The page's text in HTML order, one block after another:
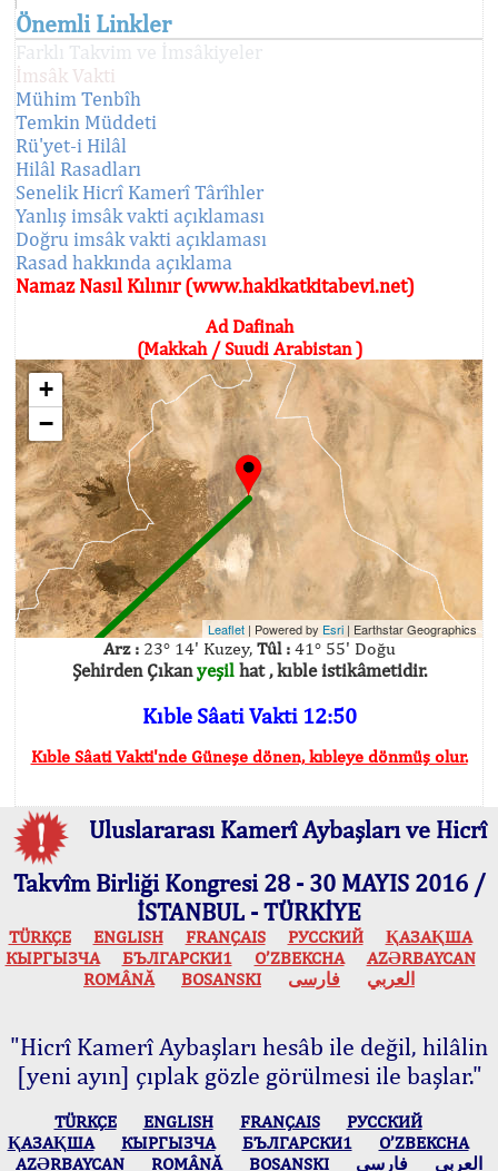
Önemli Linkler
Farklı Takvim ve İmsâkiyeler
İmsâk Vakti
Mühim Tenbîh
Temkin Müddeti
Rü'yet-i Hilâl
Hilâl Rasadları
Senelik Hicrî Kamerî Târîhler
Yanlış imsâk vakti açıklaması
Doğru imsâk vakti açıklaması
Rasad hakkında açıklama
Namaz Nasıl Kılınır (www.hakikatkitabevi.net)
Ad Dafinah
(Makkah / Suudi Arabistan )
+
−
Leaflet | Powered by Esri | Earthstar Geographics
Arz :23° 14' Kuzey, Tûl :41° 55' Doğu
Şehirden Çıkanyeşilhat , kıble istikâmetidir.
Kıble Sâati Vakti 12:50
Kıble Sâati Vakti'nde Güneşe dönen, kıbleye dönmüş olur.
Uluslararası Kamerî Aybaşları ve Hicrî
Takvîm Birliği Kongresi 28 - 30 MAYIS 2016 /
İSTANBUL - TÜRKİYE
TÜRKÇE ENGLISH FRANÇAIS РУССКИЙ
ҚАЗАҚША
КЫPГЫЗЧA
БЪЛГАРСКИ1 O’ZBEKCHA
AZӘRBAYCAN
ROMÂNĂ
BOSANSKI العربي فارسی
"Hicrî Kamerî Aybaşları hesâb ile değil, hilâlin
[yeni ayın] çıplak gözle görülmesi ile başlar."
TÜRKÇE ENGLISH FRANÇAIS
РУССКИЙ
ҚАЗАҚША
КЫPГЫЗЧA БЪЛГАРСКИ1
O’ZBEKCHA
AZӘRBAYCAN
ROMÂNĂ BOSANSKI العربي فارسی